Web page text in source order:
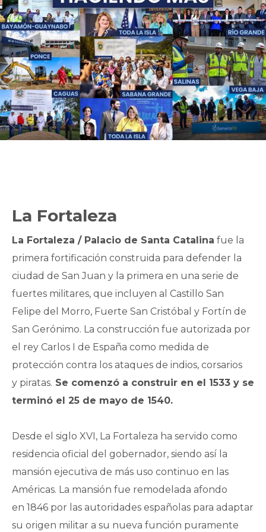
La Fortaleza
La Fortaleza / Palacio de Santa Catalina fue la
primera fortificación construida para defender la
ciudad de San Juan y la primera en una serie de
fuertes militares, que incluyen al Castillo San
Felipe del Morro, Fuerte San Cristóbal y Fortín de
San Gerónimo. La construcción fue autorizada por
el rey Carlos I de España como medida de
protección contra los ataques de indios, corsarios
y piratas. Se comenzó a construir en el 1533 y se
terminó el 25 de mayo de 1540.
Desde el siglo XVI, La Fortaleza ha servido como
residencia oficial del gobernador, siendo así la
mansión ejecutiva de más uso continuo en las
Américas. La mansión fue remodelada afondo
en 1846 por las autoridades españolas para adaptar
su origen militar a su nueva función puramente